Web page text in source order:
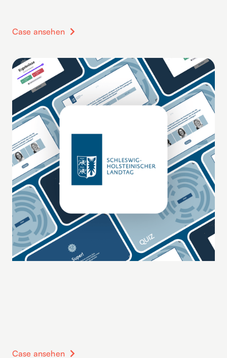
Case ansehen 
Case ansehen 